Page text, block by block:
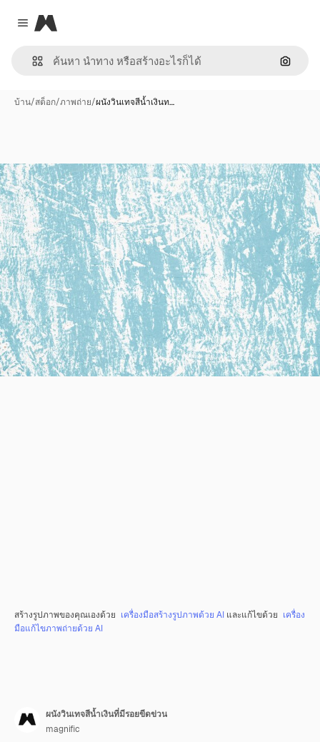
Close menu
Magnific
ค้นหา
บ้าน/สต็อก/ภาพถ่าย/ผนังวินเทจสีน้ำเงินท…
สร้างรูปภาพของคุณเองด้วย เครื่องมือสร้างรูปภาพด้วย AI และแก้ไขด้วย เครื่อง
มือแก้ไขภาพถ่ายด้วย AI
ผนังวินเทจสีน้ำเงินที่มีรอยขีดข่วน
magnific